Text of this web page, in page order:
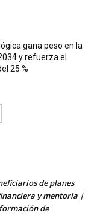
gana peso en la
y refuerza el
25 %
de planes
y mentoría |
de